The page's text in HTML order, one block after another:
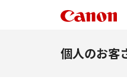
個人のお客